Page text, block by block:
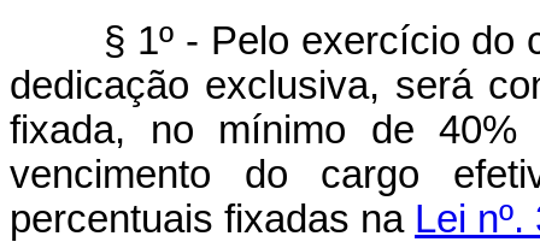
§ 1º - Pelo exercício do
dedicação exclusiva, será
fixada, no mínimo de
vencimento do cargo
percentuais fixadas na Lei